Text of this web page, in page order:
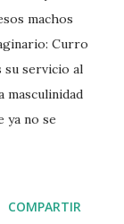
machos
Curro
su servicio al
masculinidad
ya no se
COMPARTIR